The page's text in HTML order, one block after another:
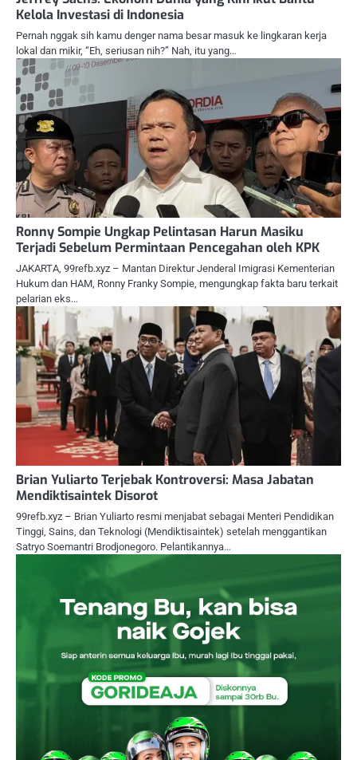
Kelola Investasi di Indonesia
Pernah nggak sih kamu denger nama besar masuk ke lingkaran kerja
lokal dan mikir, “Eh, seriusan nih?” Nah, itu yang…
Ronny Sompie Ungkap Pelintasan Harun Masiku
Terjadi Sebelum Permintaan Pencegahan oleh KPK
JAKARTA, 99refb.xyz – Mantan Direktur Jenderal Imigrasi Kementerian
Hukum dan HAM, Ronny Franky Sompie, mengungkap fakta baru terkait
pelarian eks…
Brian Yuliarto Terjebak Kontroversi: Masa Jabatan
Mendiktisaintek Disorot
99refb.xyz – Brian Yuliarto resmi menjabat sebagai Menteri Pendidikan
Tinggi, Sains, dan Teknologi (Mendiktisaintek) setelah menggantikan
Satryo Soemantri Brodjonegoro. Pelantikannya…